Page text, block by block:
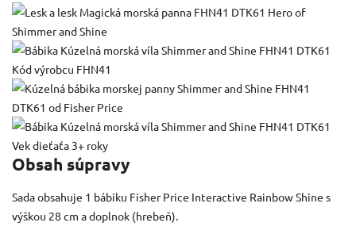
Obsah súpravy
Sada obsahuje 1 bábiku Fisher Price Interactive Rainbow Shine s
výškou 28 cm a doplnok (hrebeň).